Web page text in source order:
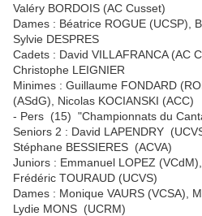
Valéry BORDOIS (AC Cusset)
Dames : Béatrice ROGUE (UCSP),
Sylvie DESPRES
Cadets : David VILLAFRANCA (AC
Christophe LEIGNIER
Minimes : Guillaume FONDARD
(ASdG), Nicolas KOCIANSKI (ACC)
- Pers (15) "Championnats du
Seniors 2 : David LAPENDRY
Stéphane BESSIERES (ACVA)
Juniors : Emmanuel LOPEZ
Frédéric TOURAUD (UCVS)
Dames : Monique VAURS (VCSA),
Lydie MONS (UCRM)